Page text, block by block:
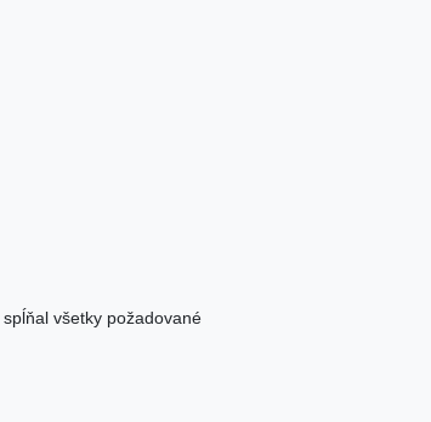
všetky požadované